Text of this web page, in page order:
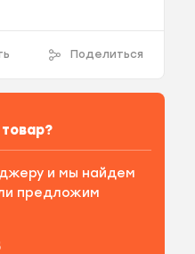
Поделиться
и мы найдем
предложим